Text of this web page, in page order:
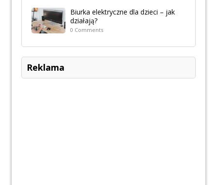
Biurka elektryczne dla dzieci – jak
działają?
0 Comments
Reklama